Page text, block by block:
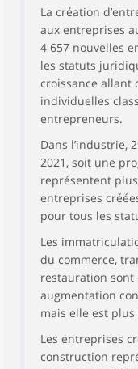
La création
aux entreprises
4 657 nouvelles
les statuts
croissance allant
individuelles
entrepreneurs.
Dans l’industrie,
2021, soit une
représentent plus
entreprises
pour tous les
Les
du commerce,
restauration sont
augmentation
mais elle est plus
Les entreprises
construction